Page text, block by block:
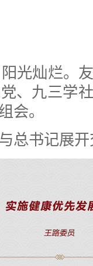
灿烂。友
、九三学
会。
书记展开